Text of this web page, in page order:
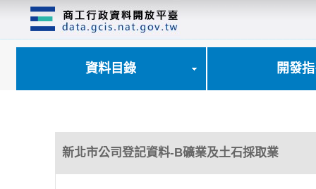
資料目錄 開發
新北市公司登記資料-B礦業及土石採取業